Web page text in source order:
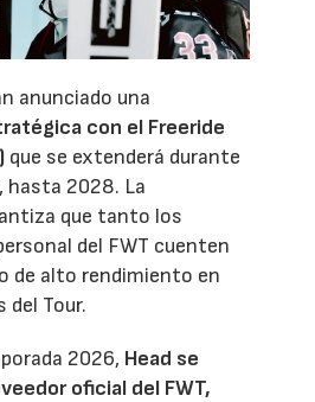
anunciado una
con el Freeride
que se extenderá durante
hasta 2028. La
que tanto los
del FWT cuenten
de alto rendimiento en
Tour.
2026, Head se
oficial del FWT,